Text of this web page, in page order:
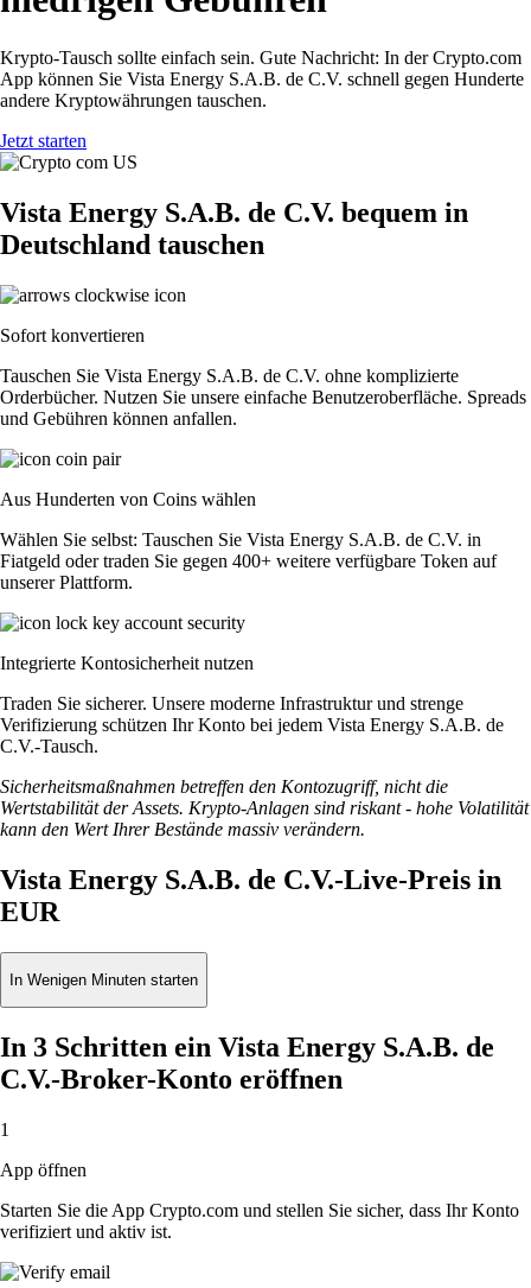
Krypto-Tausch sollte einfach sein. Gute Nachricht: In der Crypto.com
App können Sie Vista Energy S.A.B. de C.V. schnell gegen Hunderte
andere Kryptowährungen tauschen.
Jetzt starten
Vista Energy S.A.B. de C.V. bequem in
Deutschland tauschen
Sofort konvertieren
Tauschen Sie Vista Energy S.A.B. de C.V. ohne komplizierte
Orderbücher. Nutzen Sie unsere einfache Benutzeroberfläche. Spreads
und Gebühren können anfallen.
Aus Hunderten von Coins wählen
Wählen Sie selbst: Tauschen Sie Vista Energy S.A.B. de C.V. in
Fiatgeld oder traden Sie gegen 400+ weitere verfügbare Token auf
unserer Plattform.
Integrierte Kontosicherheit nutzen
Traden Sie sicherer. Unsere moderne Infrastruktur und strenge
Verifizierung schützen Ihr Konto bei jedem Vista Energy S.A.B. de
C.V.-Tausch.
Sicherheitsmaßnahmen betreffen den Kontozugriff, nicht die
Wertstabilität der Assets. Krypto-Anlagen sind riskant - hohe Volatilität
kann den Wert Ihrer Bestände massiv verändern.
Vista Energy S.A.B. de C.V.-Live-Preis in
EUR
In Wenigen Minuten starten
In 3 Schritten ein Vista Energy S.A.B. de
C.V.-Broker-Konto eröffnen
1
App öffnen
Starten Sie die App Crypto.com und stellen Sie sicher, dass Ihr Konto
verifiziert und aktiv ist.